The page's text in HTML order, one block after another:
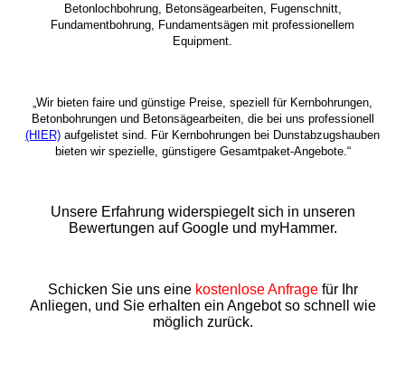
Betonlochbohrung, Betonsägearbeiten, Fugenschnitt,
Fundamentbohrung, Fundamentsägen mit professionellem
Equipment.
„Wir bieten faire und günstige Preise, speziell für Kernbohrungen,
Betonbohrungen und Betonsägearbeiten, die bei uns professionell
(HIER) aufgelistet sind. Für Kernbohrungen bei Dunstabzugshauben
bieten wir spezielle, günstigere Gesamtpaket-Angebote.“
Unsere Erfahrung widerspiegelt sich in unseren
Bewertungen auf Google und myHammer.
Schicken Sie uns eine kostenlose Anfragefür Ihr
Anliegen, und Sie erhalten ein Angebot so schnell wie
möglich zurück.